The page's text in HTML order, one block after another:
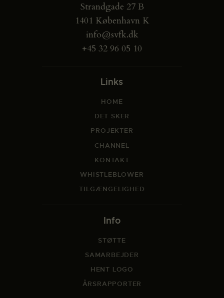
Strandgade 27 B
1401 København K
info@svfk.dk
+45 32 96 05 10
Links
HOME
DET SKER
PROJEKTER
CHANNEL
KONTAKT
WHISTLEBLOWER
TILGÆNGELIGHED
Info
STØTTE
SAMARBEJDER
HENT LOGO
ÅRSRAPPORTER